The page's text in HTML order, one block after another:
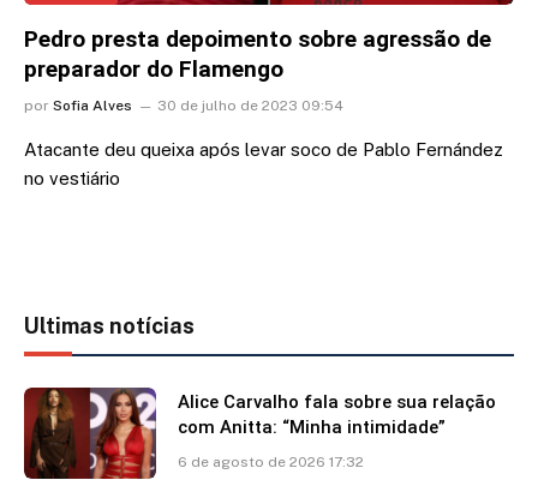
Pedro presta depoimento sobre agressão de
preparador do Flamengo
por Sofia Alves 30 de julho de 2023 09:54
Atacante deu queixa após levar soco de Pablo Fernández
no vestiário
Ultimas notícias
Alice Carvalho fala sobre sua relação
com Anitta: “Minha intimidade”
6 de agosto de 2026 17:32